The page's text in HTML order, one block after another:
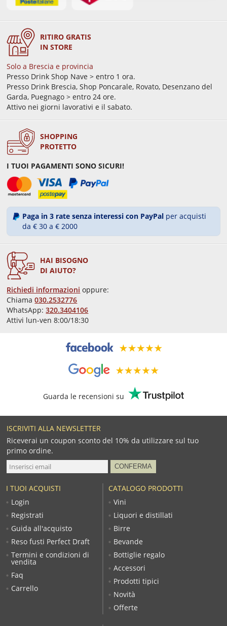
RITIRO GRATIS
IN STORE
Solo a Brescia e provincia
Presso Drink Shop Nave > entro 1 ora.
Presso Drink Brescia, Shop Poncarale, Rovato, Desenzano del
Garda, Puegnago > entro 24 ore.
Attivo nei giorni lavorativi e il sabato.
SHOPPING
PROTETTO
I TUOI PAGAMENTI SONO SICURI!
Paga in 3 rate senza interessi con PayPal per acquisti
da € 30 a € 2000
HAI BISOGNO
DI AIUTO?
Richiedi informazioni oppure:
Chiama030.2532776
WhatsApp:320.3404106
Attivi lun-ven 8:00/18:30
Guarda le recensioni su
ISCRIVITI ALLA NEWSLETTER
Riceverai un coupon sconto del 10% da utilizzare sul tuo
primo ordine.
CATALOGO PRODOTTI
Vini
Liquori e distillati
Birre
Bevande
Bottiglie regalo
Accessori
Prodotti tipici
Novità
Offerte
I TUOI ACQUISTI
Login
Registrati
Guida all'acquisto
Reso fusti Perfect Draft
Termini e condizioni di
vendita
Faq
Carrello